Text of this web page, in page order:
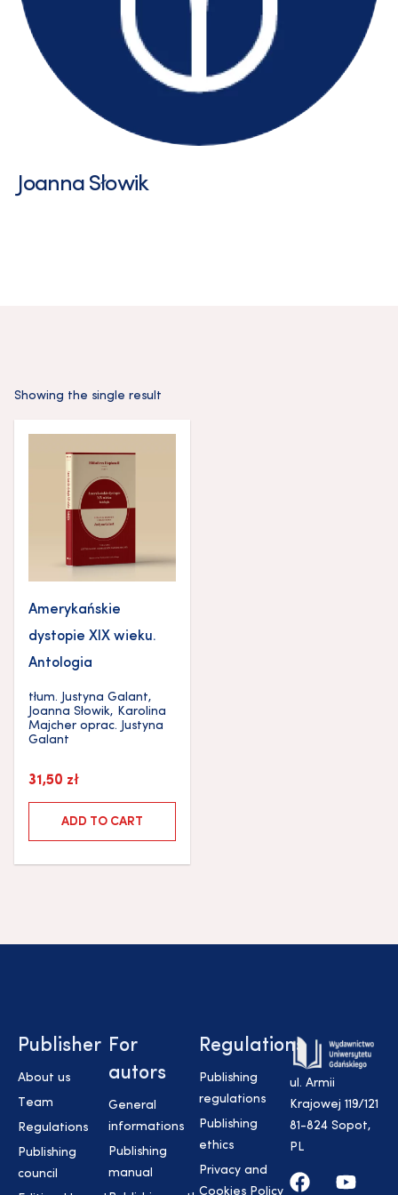
Joanna Słowik
Showing the single result
Amerykańskie
dystopie XIX wieku.
Antologia
tłum. Justyna Galant,
Joanna Słowik, Karolina
Majcher oprac. Justyna
Galant
31,50 zł
ADD TO CART
Publisher
About us
Team
Regulations
Publishing
council
For
autors
General
informations
Publishing
manual
Regulations
Publishing
regulations
Publishing
ethics
Privacy and
Cookies Policy
ul. Armii
Krajowej 119/121
81-824 Sopot,
PL